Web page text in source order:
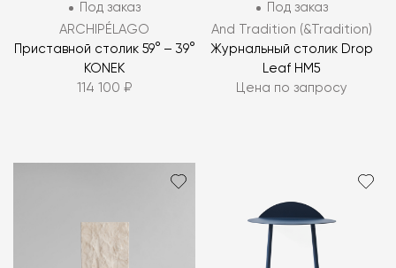
Под заказ
ARCHIPÉLAGO
Приставной столик 59° – 39°
KONEK
114 100 ₽
Под заказ
And Tradition (&Tradition)
Журнальный столик Drop
Leaf HM5
Цена по запросу